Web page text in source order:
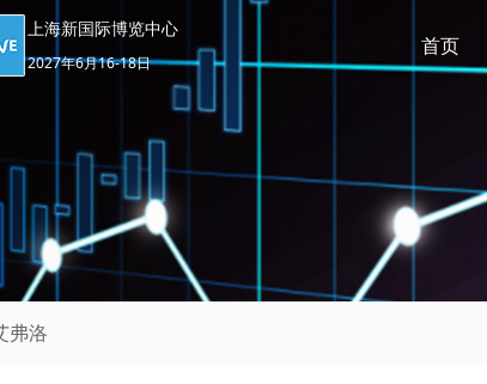
上海新国际博览中心
2027年6月16-18日
首页
弗洛